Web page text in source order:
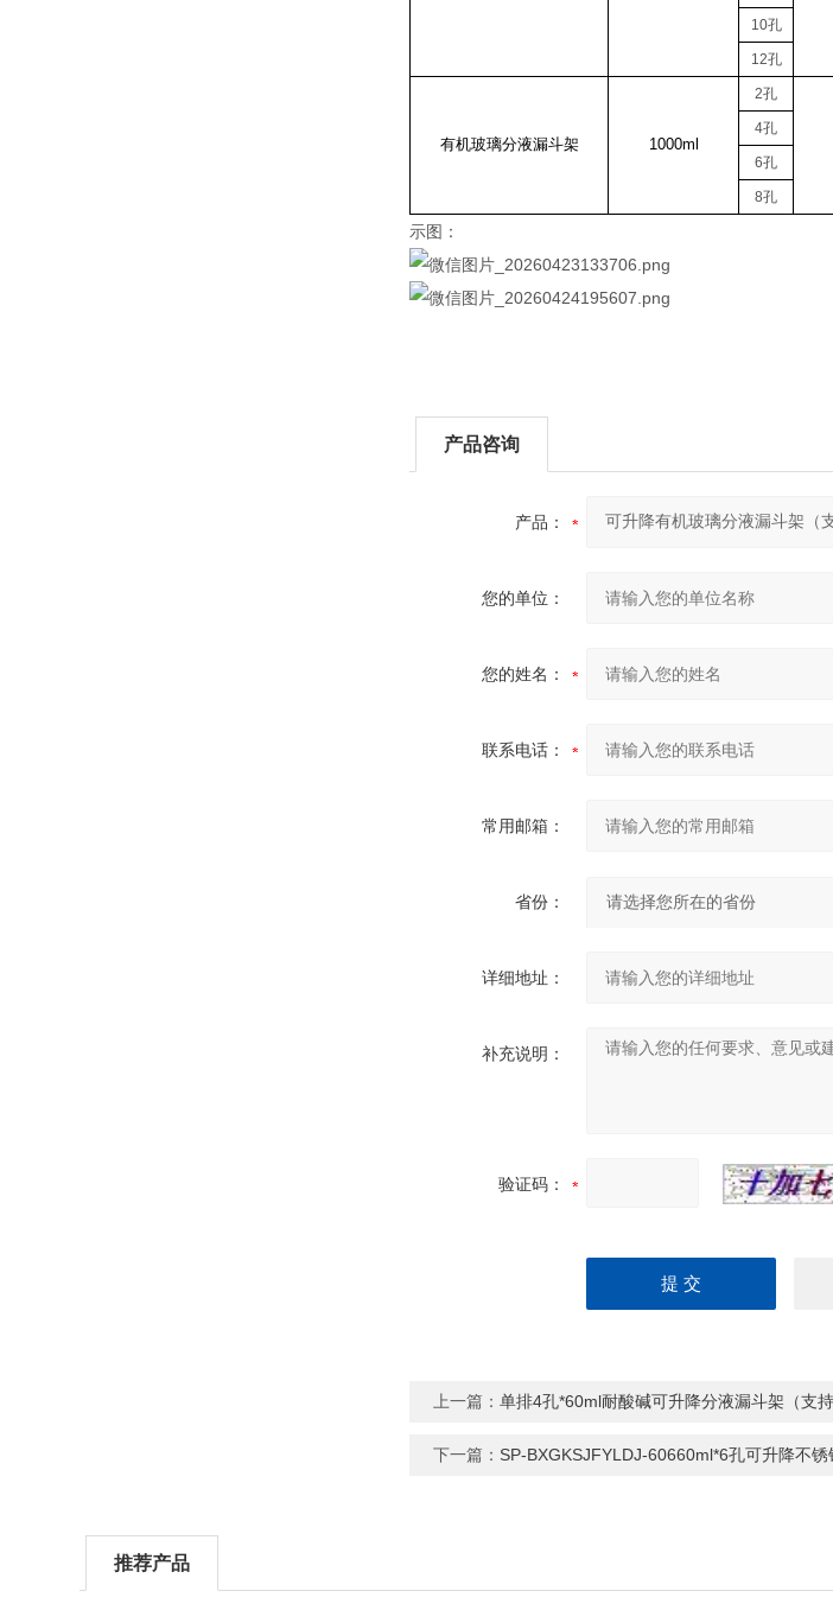
10孔
12孔
有机玻璃分液漏斗架 1000ml
2孔
4孔
6孔
8孔
示图：
产品咨询
产品：
您的单位：
您的姓名：
联系电话：
常用邮箱：
省份：
详细地址：
补充说明：
验证码：
上一篇：单排4孔*60ml耐酸碱可升降分液漏斗架（支持
下一篇： SP-BXGKSJFYLDJ-60660ml*6孔可升降不锈
推荐产品